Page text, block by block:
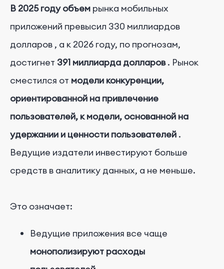
В 2025 году объем рынка мобильных
приложений превысил 330 миллиардов
долларов , а к 2026 году, по прогнозам,
достигнет 391 миллиарда долларов . Рынок
сместился от модели конкуренции,
ориентированной на привлечение
пользователей, к модели, основанной на
удержании и ценности пользователей .
Ведущие издатели инвестируют больше
средств в аналитику данных, а не меньше.
Это означает:
Ведущие приложения все чаще
монополизируют расходы